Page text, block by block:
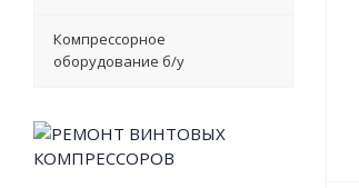
Компрессорное
оборудование б/у